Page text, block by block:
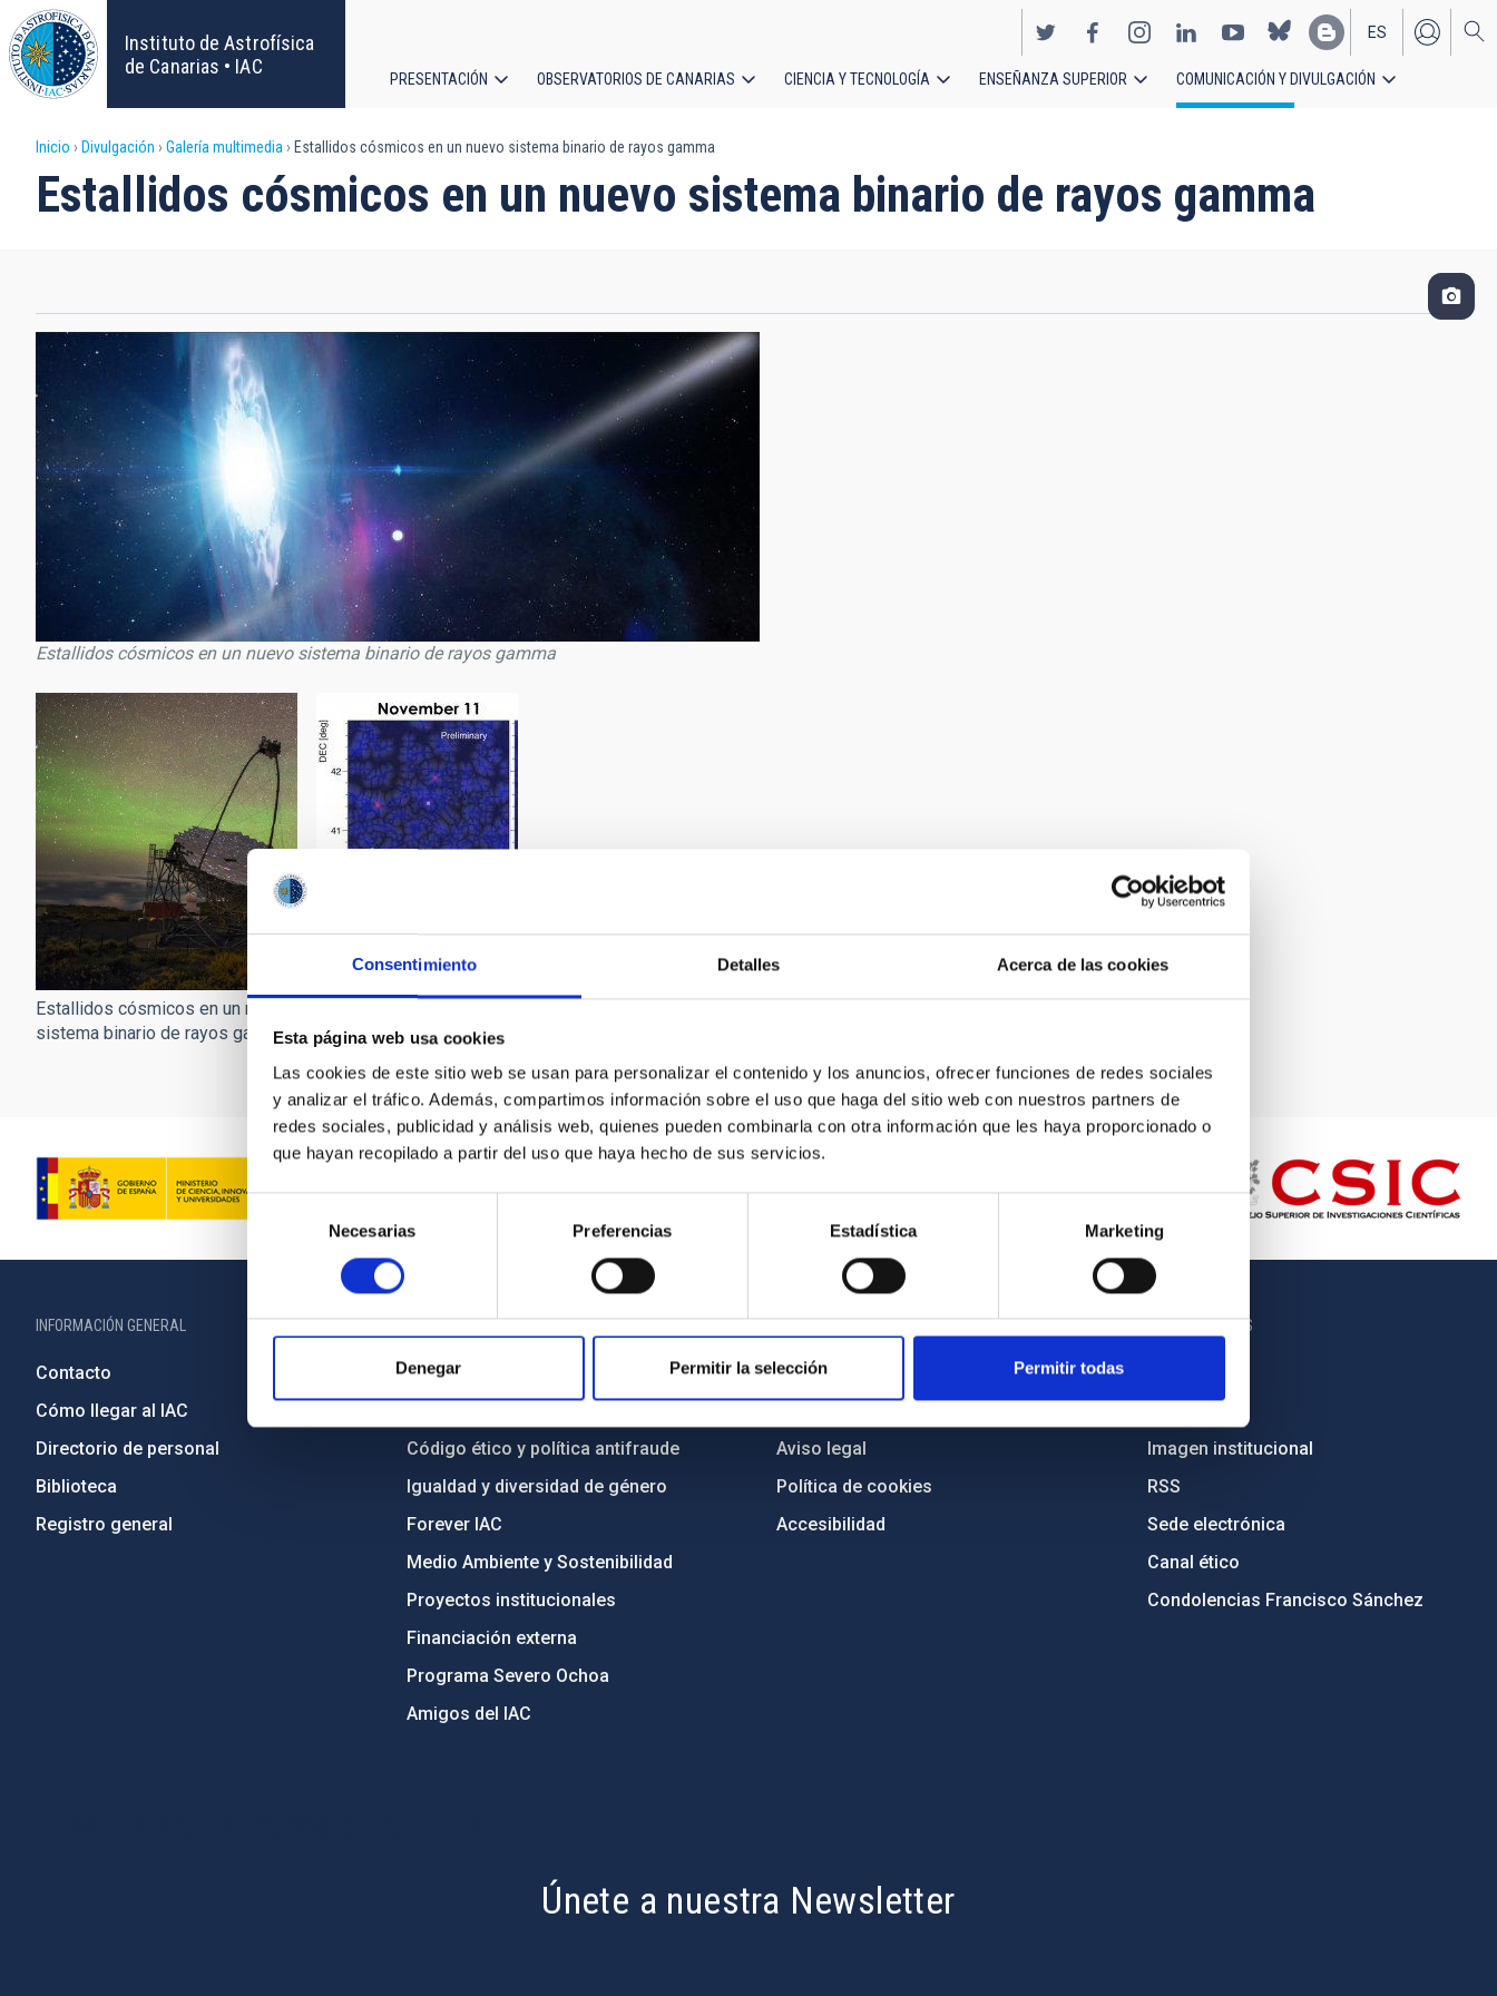
Consentimiento Detalles Acerca de las cookies
Esta página web usa cookies
Las cookies de este sitio web se usan para personalizar el contenido y los anuncios, ofrecer funciones de redes sociales
y analizar el tráfico. Además, compartimos información sobre el uso que haga del sitio web con nuestros partners de
redes sociales, publicidad y análisis web, quienes pueden combinarla con otra información que les haya proporcionado o
que hayan recopilado a partir del uso que haya hecho de sus servicios.
consentimiento
Necesarias Preferencias Estadística Marketing
Denegar Permitir la selección Permitir todas
Pasar
al
contenido
principal
Instituto de Astrofísica
de Canarias • IAC
EN
ES
PRESENTACIÓN OBSERVATORIOS DE CANARIAS CIENCIA Y TECNOLOGÍA ENSEÑANZA SUPERIOR COMUNICACIÓN Y DIVULGACIÓN
Sobrescribir
enlaces
ayuda
a
la
navegación
Inicio Divulgación Galería multimedia Estallidos cósmicos en un nuevo sistema binario de rayos gamma
Estallidos cósmicos en un nuevo sistema binario de rayos gamma
Estallidos cósmicos en un nuevo sistema binario de rayos gamma
Estallidos cósmicos en un nuevo
sistema binario de rayos gamma
Estallidos cósmicos en un nuevo
sistema binario de rayos gamma
INFORMACIÓN GENERAL
Contacto
Cómo llegar al IAC
Directorio de personal
Biblioteca
Registro general
Legislación
Código ético y política antifraude
Igualdad y diversidad de género
Forever IAC
Medio Ambiente y Sostenibilidad
Proyectos institucionales
Financiación externa
Programa Severo Ochoa
Amigos del IAC
Mapa web
Aviso legal
Política de cookies
Accesibilidad
OTROS ENLACES
Imagen institucional
RSS
Sede electrónica
Canal ético
Condolencias Francisco Sánchez
Únete a nuestra Newsletter